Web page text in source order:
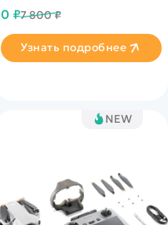
нашего партнера
0 ₽7 800 ₽
Узнать подробнее
NEW